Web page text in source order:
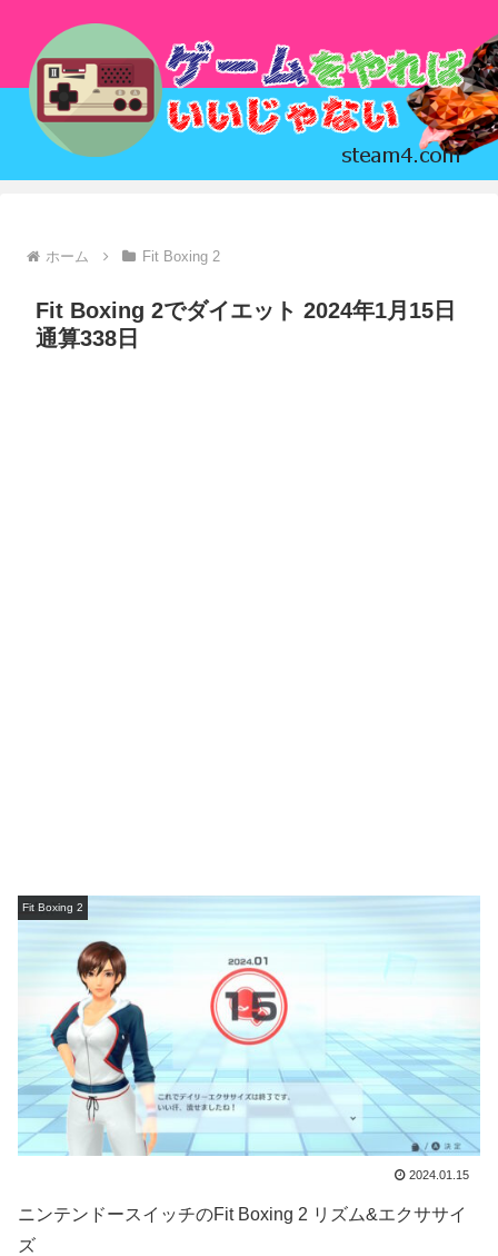
ホーム Fit Boxing 2
Fit Boxing 2でダイエット 2024年1月15日
通算338日
Fit Boxing 2
2024.01.15
ニンテンドースイッチのFit Boxing 2 リズム&エクササイ
ズ